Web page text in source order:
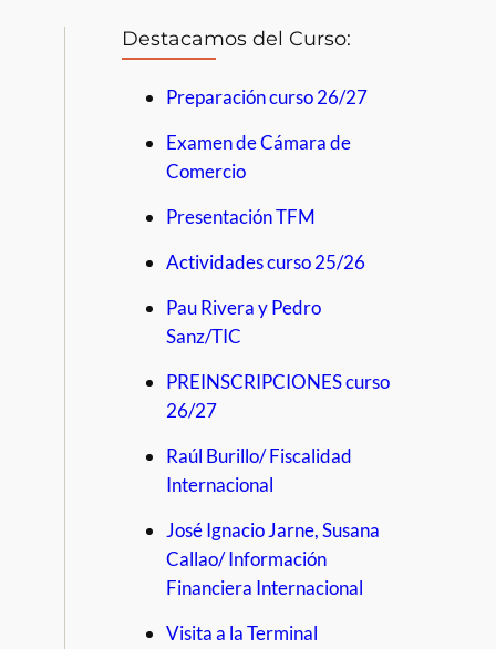
Destacamos del Curso:
Preparación curso 26/27
Examen de Cámara de
Comercio
Presentación TFM
Actividades curso 25/26
Pau Rivera y Pedro
Sanz/TIC
PREINSCRIPCIONES curso
26/27
Raúl Burillo/ Fiscalidad
Internacional
José Ignacio Jarne, Susana
Callao/ Información
Financiera Internacional
Visita a la Terminal